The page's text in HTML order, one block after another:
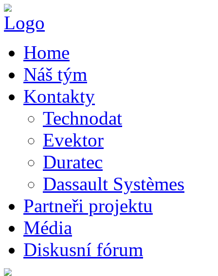
Home
Náš tým
Kontakty
Technodat
Evektor
Duratec
Dassault Systèmes
Partneři projektu
Média
Diskusní fórum